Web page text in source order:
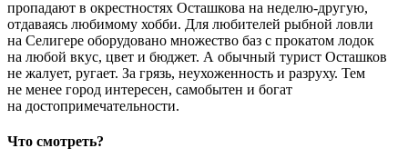
пропадают в окрестностях Осташкова на неделю-другую,
отдаваясь любимому хобби. Для любителей рыбной ловли
на Селигере оборудовано множество баз с прокатом лодок
на любой вкус, цвет и бюджет. А обычный турист Осташков
не жалует, ругает. За грязь, неухоженность и разруху. Тем
не менее город интересен, самобытен и богат
на достопримечательности.
Что смотреть?